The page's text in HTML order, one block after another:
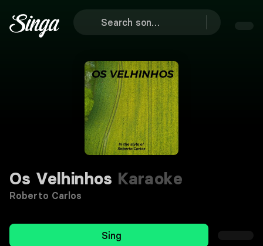
Os Velhinhos Karaoke
Roberto Carlos
Sing